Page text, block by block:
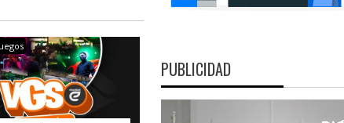
PUBLICIDAD